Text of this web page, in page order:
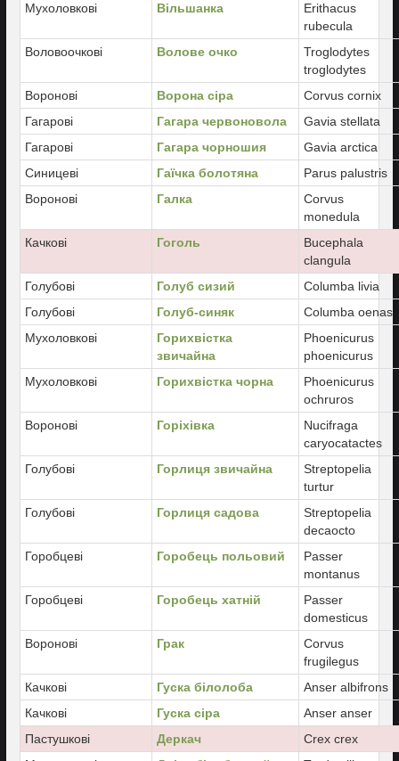
Мухоловкові
Вільшанка
Erithacus
rubecula
Воловоочкові
Волове очко
Troglodytes
troglodytes
Воронові
Ворона сіра
Corvus cornix
Гагарові
Гагара червоновола
Gavia stellata
Гагарові
Гагара чорношия
Gavia arctica
Синицеві
Гаїчка болотяна
Parus palustris
Воронові
Галка
Corvus
monedula
Качкові
Гоголь
Bucephala
clangula
Голубові
Голуб сизий
Columba livia
Голубові
Голуб-синяк
Columba oenas
Мухоловкові
Горихвістка
звичайна
Phoenicurus
phoenicurus
Мухоловкові
Горихвістка чорна
Phoenicurus
ochruros
Воронові
Горіхівка
Nucifraga
caryocatactes
Голубові
Горлиця звичайна
Streptopelia
turtur
Голубові
Горлиця садова
Streptopelia
decaocto
Горобцеві
Горобець польовий
Passer
montanus
Горобцеві
Горобець хатній
Passer
domesticus
Воронові
Грак
Corvus
frugilegus
Качкові
Гуска білолоба
Anser albifrons
Качкові
Гуска сіра
Anser anser
Пастушкові
Деркач
Crex crex